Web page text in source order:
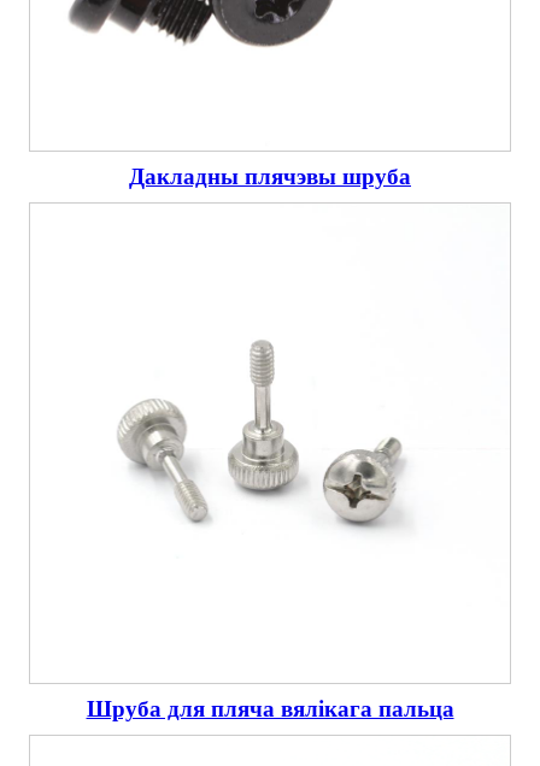
Дакладны плячэвы шруба
Шруба для пляча вялікага пальца